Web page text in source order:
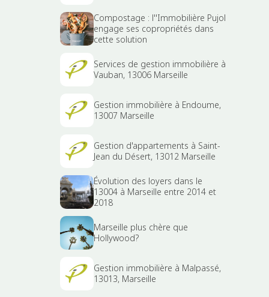
Compostage : l''Immobilière Pujol
engage ses copropriétés dans
cette solution
Services de gestion immobilière à
Vauban, 13006 Marseille
Gestion immobilière à Endoume,
13007 Marseille
Gestion d'appartements à Saint-
Jean du Désert, 13012 Marseille
Évolution des loyers dans le
13004 à Marseille entre 2014 et
2018
Marseille plus chère que
Hollywood?
Gestion immobilière à Malpassé,
13013, Marseille